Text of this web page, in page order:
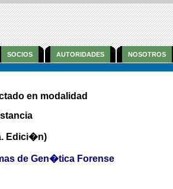
SOCIOS AUTORIDADES NOSOTROS
en modalidad
Edici�n)
de Gen�tica Forense